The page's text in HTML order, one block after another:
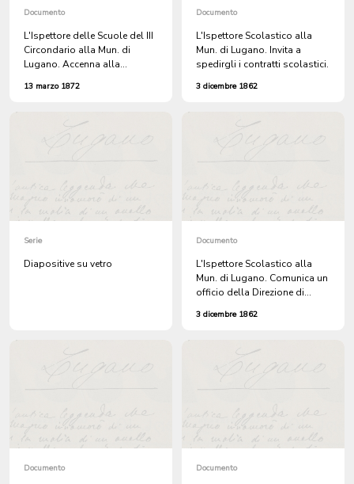
Documento
L'Ispettore delle Scuole del III
Circondario alla Mun. di
Lugano. Accenna alla
SCUOLE. Chiede l'elenco degli
raccomanda le Scuole di
13 marzo 1872
Documento
L'Ispettore Scolastico alla
Mun. di Lugano. Invita a
spedirgli i contratti scolastici.
3 dicembre 1862
Serie
Diapositive su vetro
Documento
L'Ispettore Scolastico alla
Mun. di Lugano. Comunica un
officio della Direzione di
merito alle tabelle
3 dicembre 1862
Documento Documento